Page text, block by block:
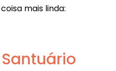
mais linda: